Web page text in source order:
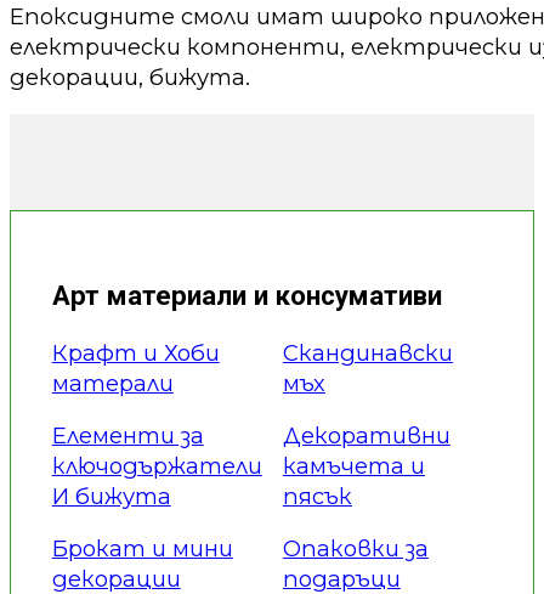
Епоксидните смоли имат широко
електрически компоненти, електрически
декорации, бижута.
Арт материали и консумативи
Крафт и Хоби
матерали
Елементи за
ключодържатели
И бижута
Брокат и мини
декорации
Скандинавски
мъх
Декоративни
камъчета и
пясък
Опаковки за
подаръци